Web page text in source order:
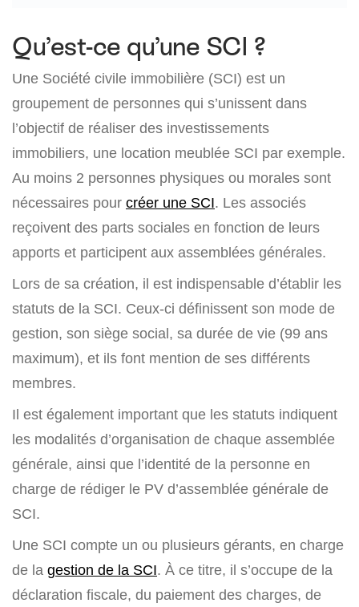
Qu’est-ce qu’une SCI ?
Une Société civile immobilière (SCI) est un
groupement de personnes qui s’unissent dans
l’objectif de réaliser des investissements
immobiliers, une location meublée SCI par exemple.
Au moins 2 personnes physiques ou morales sont
nécessaires pour créer une SCI. Les associés
reçoivent des parts sociales en fonction de leurs
apports et participent aux assemblées générales.
Lors de sa création, il est indispensable d’établir les
statuts de la SCI. Ceux-ci définissent son mode de
gestion, son siège social, sa durée de vie (99 ans
maximum), et ils font mention de ses différents
membres.
Il est également important que les statuts indiquent
les modalités d’organisation de chaque assemblée
générale, ainsi que l’identité de la personne en
charge de rédiger le PV d’assemblée générale de
SCI.
Une SCI compte un ou plusieurs gérants, en charge
de la gestion de la SCI. À ce titre, il s’occupe de la
déclaration fiscale, du paiement des charges, de